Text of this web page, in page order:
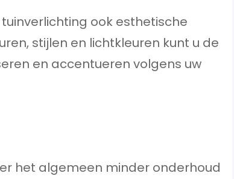
ook esthetische
stijlen en lichtkleuren kunt u de
en accentueren volgens uw
het algemeen minder onderhoud